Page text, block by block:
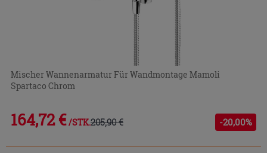
Mischer Wannenarmatur Für Wandmontage Mamoli
Spartaco Chrom
164,72 € /STK.205,90 € -20,00%